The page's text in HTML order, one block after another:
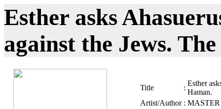
Esther asks
against the Jews.
Title :
Esther
Haman.
Artist/Author :